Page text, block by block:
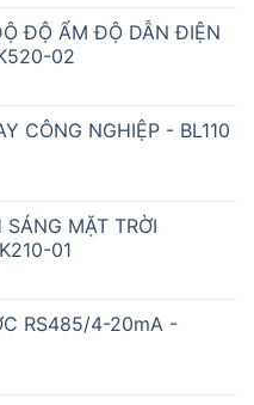
ĐỘ ẨM ĐỘ DẪN ĐIỆN
02
CÔNG NGHIỆP - BL110
MẶT TRỜI
01
RS485/4-20mA -